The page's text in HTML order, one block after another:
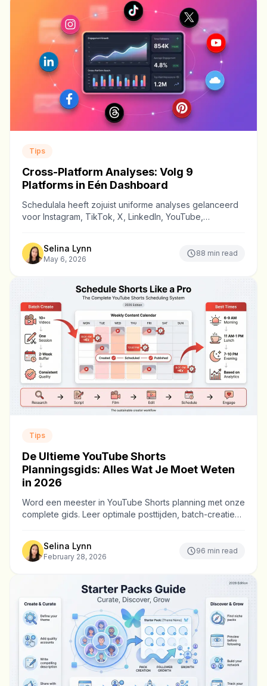
Tips
Cross-Platform Analyses: Volg 9
Platforms in Eén Dashboard
Schedulala heeft zojuist uniforme analyses gelanceerd
voor Instagram, TikTok, X, LinkedIn, YouTube,
dashboard, één dagelijkse synchronisatie.
Selina Lynn
May 6, 2026
88 min read
Tips
De Ultieme YouTube Shorts
Planningsgids: Alles Wat Je Moet Weten
in 2026
Word een meester in YouTube Shorts planning met onze
complete gids. Leer optimale posttijden, batch-creatie
Selina Lynn
February 28, 2026
96 min read